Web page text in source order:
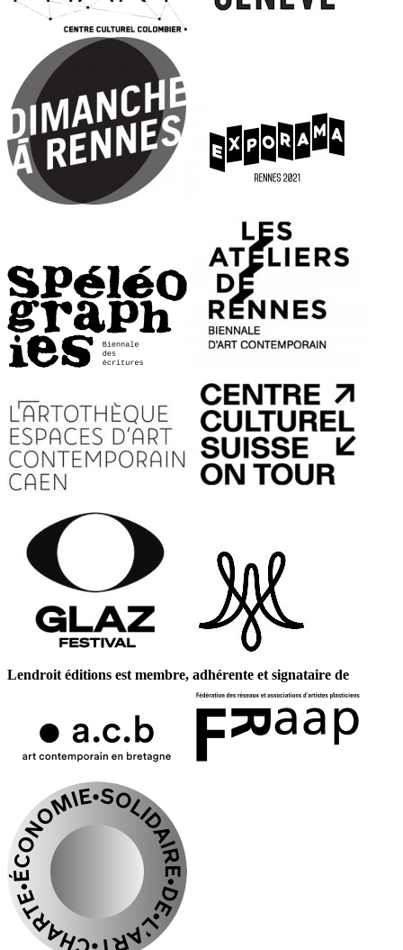
Lendroit éditions est membre, adhérente et signataire de